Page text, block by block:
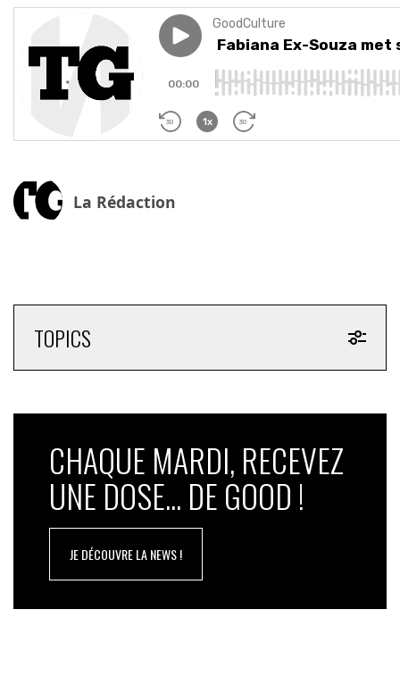
La Rédaction
TOPICS
CHAQUE MARDI, RECEVEZ
UNE DOSE... DE GOOD !
JE DÉCOUVRE LA NEWS !